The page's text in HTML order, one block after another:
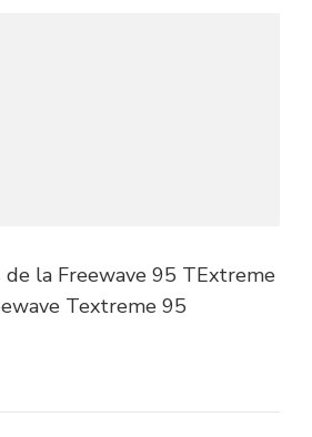
de la Freewave 95 TExtreme
Textreme 95